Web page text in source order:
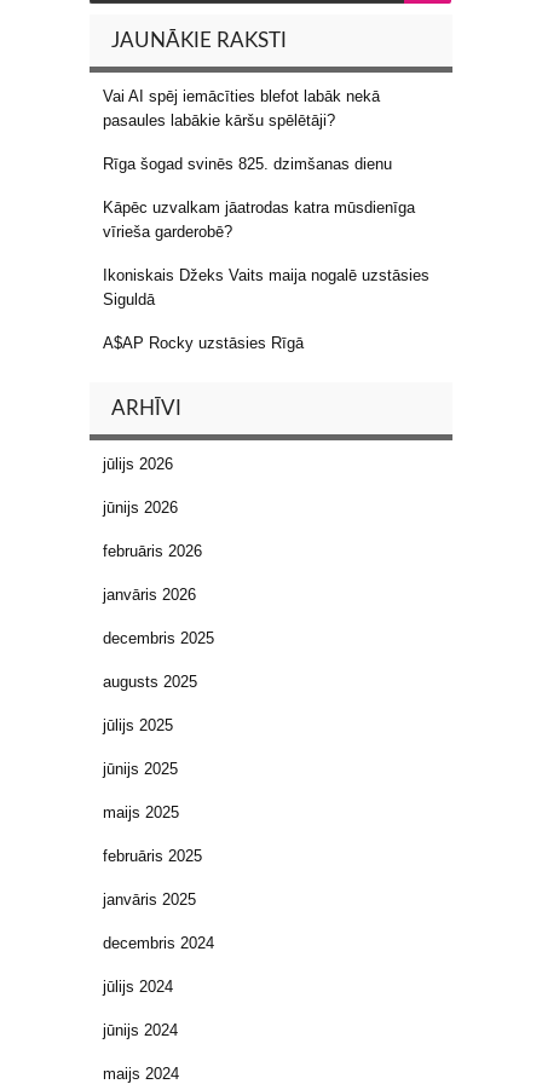
JAUNĀKIE RAKSTI
Vai AI spēj iemācīties blefot labāk nekā
pasaules labākie kāršu spēlētāji?
Rīga šogad svinēs 825. dzimšanas dienu
Kāpēc uzvalkam jāatrodas katra mūsdienīga
vīrieša garderobē?
Ikoniskais Džeks Vaits maija nogalē uzstāsies
Siguldā
A$AP Rocky uzstāsies Rīgā
ARHĪVI
jūlijs 2026
jūnijs 2026
februāris 2026
janvāris 2026
decembris 2025
augusts 2025
jūlijs 2025
jūnijs 2025
maijs 2025
februāris 2025
janvāris 2025
decembris 2024
jūlijs 2024
jūnijs 2024
maijs 2024